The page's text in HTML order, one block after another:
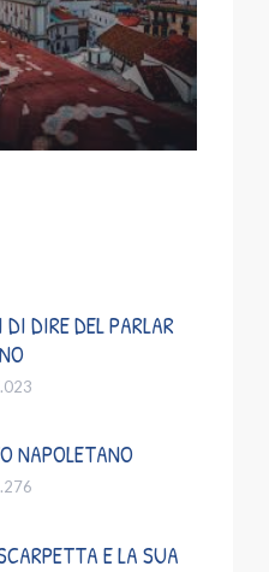
DIRE DEL PARLAR
NAPOLETANO
E LA SUA